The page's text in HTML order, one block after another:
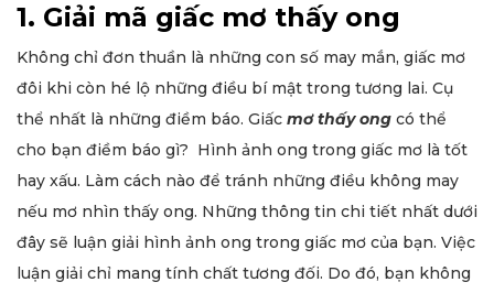
1. Giải mã giấc mơ thấy ong
Không chỉ đơn thuần là những con số may mắn, giấc mơ
đôi khi còn hé lộ những điều bí mật trong tương lai. Cụ
thể nhất là những điềm báo. Giấc mơ thấy ong có thể
cho bạn điềm báo gì? Hình ảnh ong trong giấc mơ là tốt
hay xấu. Làm cách nào để tránh những điều không may
nếu mơ nhìn thấy ong. Những thông tin chi tiết nhất dưới
đây sẽ luận giải hình ảnh ong trong giấc mơ của bạn. Việc
luận giải chỉ mang tính chất tương đối. Do đó, bạn không